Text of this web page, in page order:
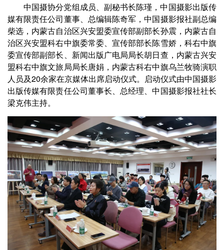
中国摄协分党组成员、副秘书长陈瑾，中国摄影出版传
媒有限责任公司董事、总编辑陈奇军，中国摄影报社副总编
柴选，内蒙古自治区兴安盟委宣传部副部长孙震，内蒙古自
治区兴安盟科右中旗委常委、宣传部部长陈雪娇，科右中旗
委宣传部副部长、新闻出版广电局局长胡日查，内蒙古兴安
盟科右中旗文旅局局长唐娟，内蒙古科右中旗乌兰牧骑演职
人员及20余家在京媒体出席启动仪式。启动仪式由中国摄影
出版传媒有限责任公司董事长、总经理、中国摄影报社社长
梁克伟主持。